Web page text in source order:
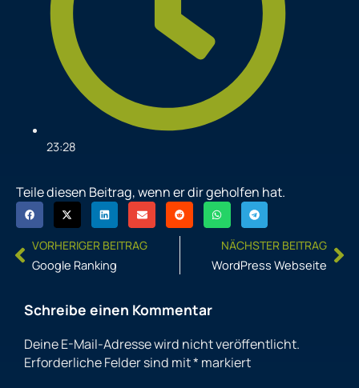
23:28
Teile diesen Beitrag, wenn er dir geholfen hat.
Prev
VORHERIGER BEITRAG
Google Ranking
NÄCHSTER BEITRAG
WordPress Webseite
Schreibe einen Kommentar
Deine E-Mail-Adresse wird nicht veröffentlicht.
Erforderliche Felder sind mit* markiert